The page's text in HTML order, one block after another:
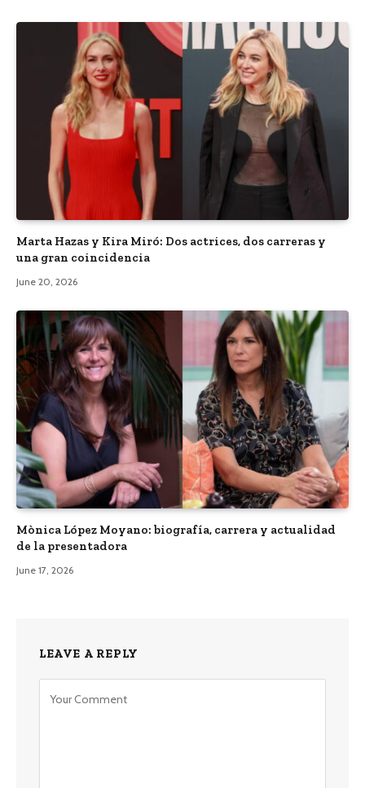
Marta Hazas y Kira Miró: Dos actrices, dos carreras y
una gran coincidencia
June 20, 2026
Mònica López Moyano: biografía, carrera y actualidad
de la presentadora
June 17, 2026
LEAVE A REPLY